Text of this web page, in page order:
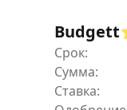
Budgett
Срок:
Сумма:
Ставка: